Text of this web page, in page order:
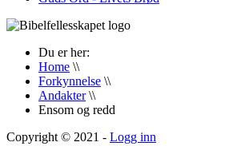
Du er her:
Home \\
Forkynnelse \\
Andakter \\
Ensom og redd
Copyright © 2021 - Logg inn